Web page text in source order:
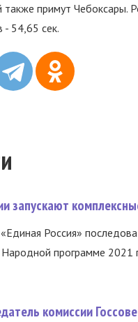
примут Чебоксары.
54,65 сек.
запускают
Россия»
программе 2021
комиссии